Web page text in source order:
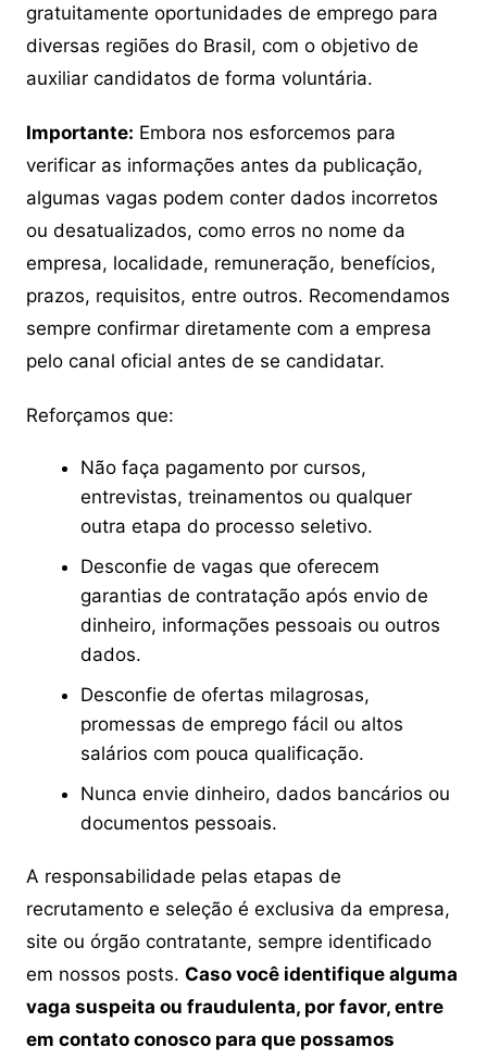
gratuitamente oportunidades de emprego para
diversas regiões do Brasil, com o objetivo de
auxiliar candidatos de forma voluntária.
Importante: Embora nos esforcemos para
verificar as informações antes da publicação,
algumas vagas podem conter dados incorretos
ou desatualizados, como erros no nome da
empresa, localidade, remuneração, benefícios,
prazos, requisitos, entre outros. Recomendamos
sempre confirmar diretamente com a empresa
pelo canal oficial antes de se candidatar.
Reforçamos que:
Não faça pagamento por cursos,
entrevistas, treinamentos ou qualquer
outra etapa do processo seletivo.
Desconfie de vagas que oferecem
garantias de contratação após envio de
dinheiro, informações pessoais ou outros
dados.
Desconfie de ofertas milagrosas,
promessas de emprego fácil ou altos
salários com pouca qualificação.
Nunca envie dinheiro, dados bancários ou
documentos pessoais.
A responsabilidade pelas etapas de
recrutamento e seleção é exclusiva da empresa,
site ou órgão contratante, sempre identificado
em nossos posts. Caso você identifique alguma
vaga suspeita ou fraudulenta, por favor, entre
em contato conosco para que possamos